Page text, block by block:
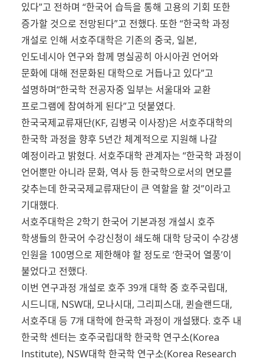
있다”고 전하며 “한국어 습득을 통해 고용의 기회 또한
증가할 것으로 전망된다”고 전했다. 또한 “한국학 과정
개설로 인해 서호주대학은 기존의 중국, 일본,
인도네시아 연구와 함께 명실공히 아시아권 언어와
문화에 대해 전문화된 대학으로 거듭나고 있다”고
설명하며“한국학 전공자중 일부는 서울대와 교환
프로그램에 참여하게 된다”고 덧붙였다.
한국국제교류재단(KF, 김병국 이사장)은 서호주대학의
한국학 과정을 향후 5년간 체계적으로 지원해 나갈
예정이라고 밝혔다. 서호주대학 관계자는 “한국학 과정이
언어뿐만 아니라 문화, 역사 등 한국학으로서의 면모를
갖추는데 한국국제교류재단이 큰 역할을 할 것”이라고
기대했다.
서호주대학은 2학기 한국어 기본과정 개설시 호주
학생들의 한국어 수강신청이 쇄도해 대학 당국이 수강생
인원을 100명으로 제한해야 할 정도로 ‘한국어 열풍’이
불었다고 전했다.
이번 연구과정 개설로 호주 39개 대학 중 호주국립대,
시드니대, NSW대, 모나시대, 그리피스대, 퀸슬랜드대,
서호주대 등 7개 대학에 한국학 과정이 개설됐다. 호주 내
한국학 센터는 호주국립대학 한국학 연구소(Korea
Institute), NSW대학 한국학 연구소(Korea Research